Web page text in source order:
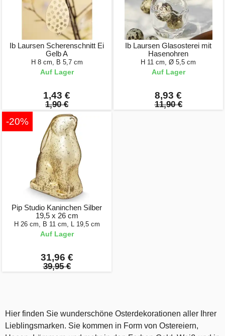
Ib Laursen Scherenschnitt Ei
Gelb A
H 8 cm, B 5,7 cm
Auf Lager
1,43 €
1,90 €
Ib Laursen Glasosterei mit
Hasenohren
H 11 cm, Ø 5,5 cm
Auf Lager
8,93 €
11,90 €
-20%
Pip Studio Kaninchen Silber
19,5 x 26 cm
H 26 cm, B 11 cm, L 19,5 cm
Auf Lager
31,96 €
39,95 €
Hier finden Sie wunderschöne Osterdekorationen aller Ihrer
Lieblingsmarken. Sie kommen in Form von Ostereiern,